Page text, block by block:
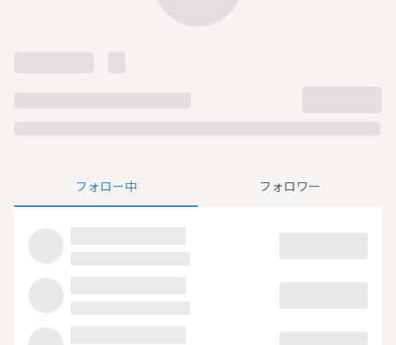
フォロー中 フォロワー